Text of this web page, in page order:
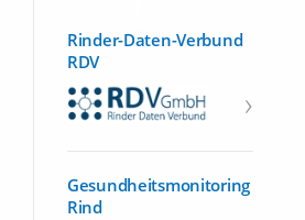
Rinder-Daten-Verbund
RDV
Gesundheitsmonitoring
Rind